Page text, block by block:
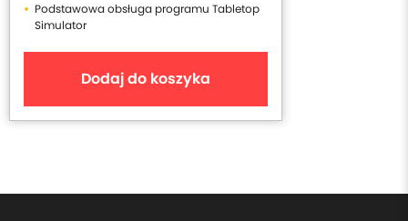
Podstawowa obsługa programu Tabletop
Simulator
Dodaj do koszyka